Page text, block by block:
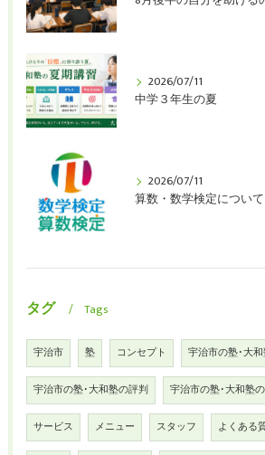
2026/07/11
中学３年生の夏
2026/07/11
算数・数学検定について
タグ Tags
宇治市 塾 コンセプト 宇治市の塾･大
宇治市の塾･大和塾の評判 宇治市の塾･大和塾
サービス メニュー スタッフ よくある